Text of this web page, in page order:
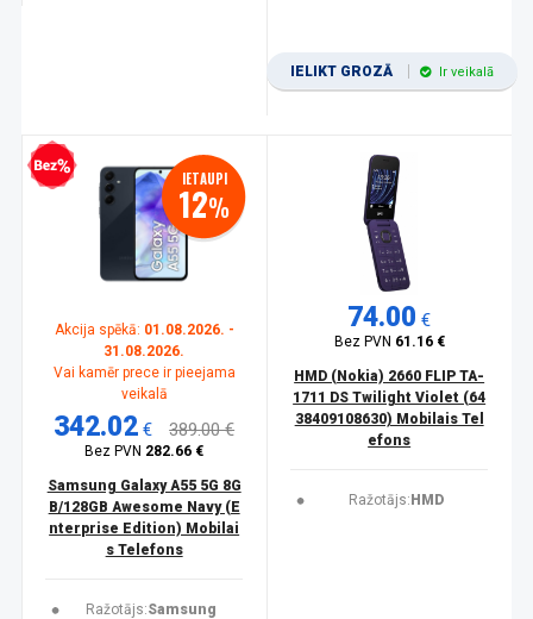
IELIKT GROZĀ Ir veikalā
kredīts IETAUPI
12%
Akcija spēkā: 01.08.2026. -
31.08.2026.
Vai kamēr prece ir pieejama
veikalā
342.02 € 389.00 €
Bez PVN 282.66 €
Samsung Galaxy A55 5G 8G
B/128GB Awesome Navy (E
nterprise Edition) Mobilai
s Telefons
Ražotājs:Samsung
74.00 €
Bez PVN 61.16 €
HMD (Nokia) 2660 FLIP TA-
1711 DS Twilight Violet (64
38409108630) Mobilais Tel
efons
Ražotājs: HMD